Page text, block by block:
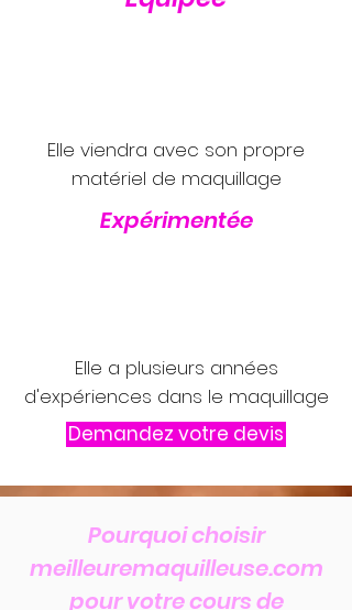
Elle viendra avec son propre
matériel de maquillage
Expérimentée
Elle a plusieurs années
d'expériences dans le maquillage
Demandez votre devis
Pourquoi choisir
meilleuremaquilleuse.com
pour votre cours de